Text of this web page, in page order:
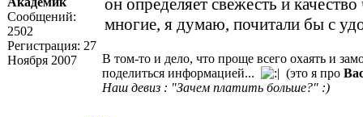
Сообщений:
2502
Регистрация: 27
Ноября 2007
он определяет свежесть и
многие, я думаю, почитали бы с
В том-то и дело, что проще всего охаять и
поделиться информацией...
(это я про
Наш девиз : "Зачем платить больше?" :)